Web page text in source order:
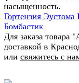
насыщенность.
Гортензия Эустома
Бомбастик
Для заказа товара
доставкой в
или свяжитесь с